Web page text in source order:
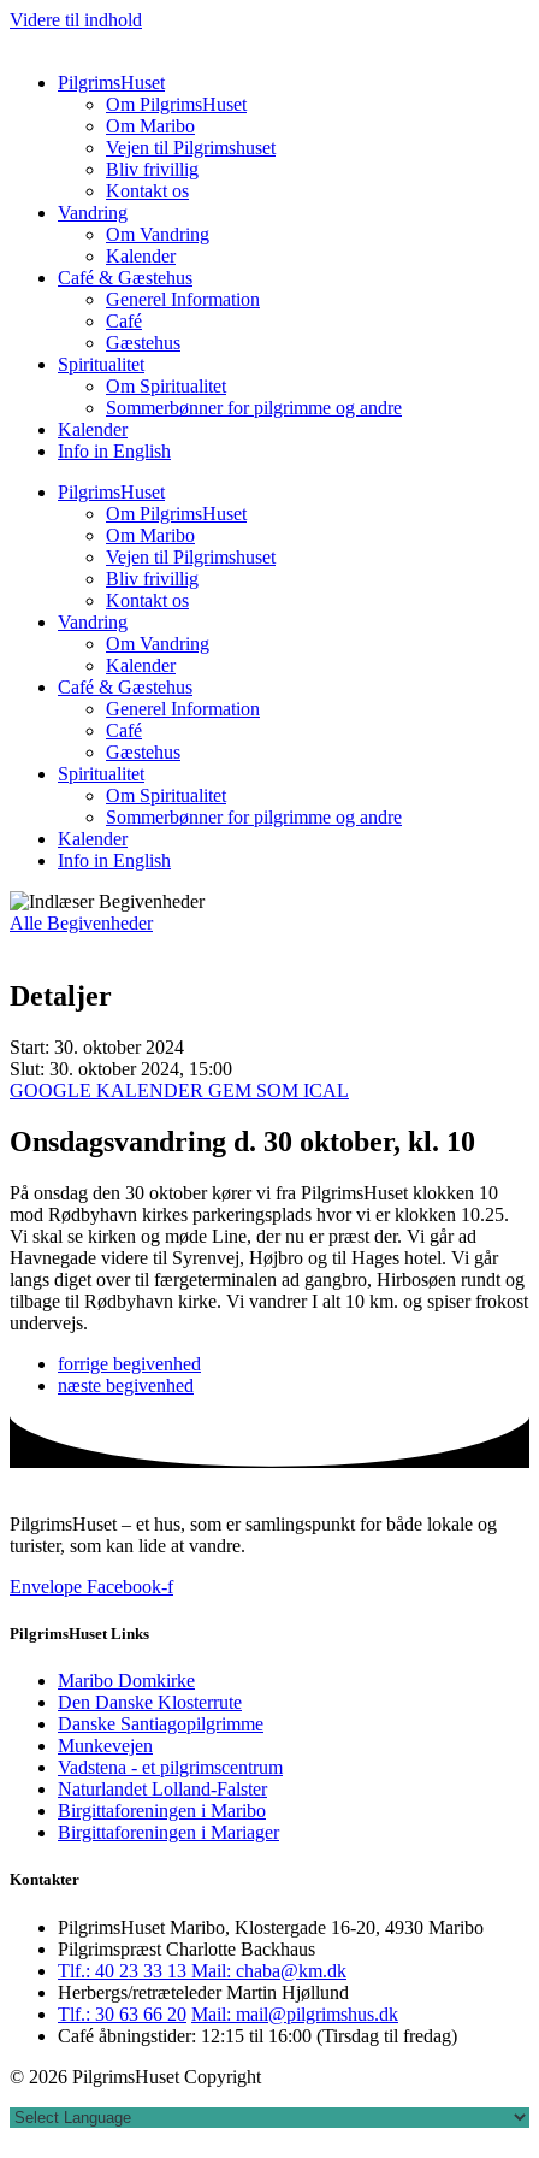
Videre til indhold
PilgrimsHuset
Om PilgrimsHuset
Om Maribo
Vejen til Pilgrimshuset
Bliv frivillig
Kontakt os
Vandring
Om Vandring
Kalender
Café & Gæstehus
Generel Information
Café
Gæstehus
Spiritualitet
Om Spiritualitet
Sommerbønner for pilgrimme og andre
Kalender
Info in English
PilgrimsHuset
Om PilgrimsHuset
Om Maribo
Vejen til Pilgrimshuset
Bliv frivillig
Kontakt os
Vandring
Om Vandring
Kalender
Café & Gæstehus
Generel Information
Café
Gæstehus
Spiritualitet
Om Spiritualitet
Sommerbønner for pilgrimme og andre
Kalender
Info in English
Alle Begivenheder
Detaljer
Start: 30. oktober 2024
Slut: 30. oktober 2024, 15:00
GOOGLE KALENDER GEM SOM ICAL
Onsdagsvandring d. 30 oktober, kl. 10
På onsdag den 30 oktober kører vi fra PilgrimsHuset klokken 10
mod Rødbyhavn kirkes parkeringsplads hvor vi er klokken 10.25.
Vi skal se kirken og møde Line, der nu er præst der. Vi går ad
Havnegade videre til Syrenvej, Højbro og til Hages hotel. Vi går
langs diget over til færgeterminalen ad gangbro, Hirbosøen rundt og
tilbage til Rødbyhavn kirke. Vi vandrer I alt 10 km. og spiser frokost
undervejs.
forrige begivenhed
næste begivenhed
PilgrimsHuset – et hus, som er samlingspunkt for både lokale og
turister, som kan lide at vandre.
Envelope Facebook-f
PilgrimsHuset Links
Maribo Domkirke
Den Danske Klosterrute
Danske Santiagopilgrimme
Munkevejen
Vadstena - et pilgrimscentrum
Naturlandet Lolland-Falster
Birgittaforeningen i Maribo
Birgittaforeningen i Mariager
Kontakter
PilgrimsHuset Maribo, Klostergade 16-20, 4930 Maribo
Pilgrimspræst Charlotte Backhaus
Tlf.: 40 23 33 13 Mail: chaba@km.dk
Herbergs/retræteleder Martin Hjøllund
Tlf.: 30 63 66 20 Mail: mail@pilgrimshus.dk
Café åbningstider: 12:15 til 16:00 (Tirsdag til fredag)
© 2026 PilgrimsHuset Copyright